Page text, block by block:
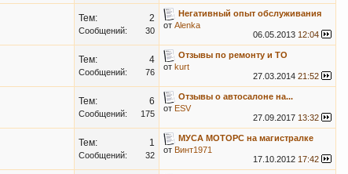
2
Тем:
30
Сообщений:
Негативный опыт обслуживания
от Alenka
06.05.2013 12:04
4
Тем:
76
Сообщений:
Отзывы по ремонту и ТО
от kurt
27.03.2014 21:52
6
Тем:
175
Сообщений:
Отзывы о автосалоне на...
от ESV
27.09.2017 13:32
1
Тем:
32
Сообщений:
МУСА МОТОРС на магистралке
от Винт1971
17.10.2012 17:42